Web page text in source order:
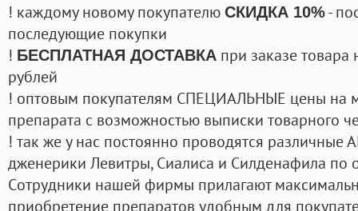
! каждому новому покупателю СКИДКА 10%-
последующие покупки
! БЕСПЛАТНАЯ ДОСТАВКА при заказе
рублей
! оптовым покупателям СПЕЦИАЛЬНЫЕ цены на
препарата с возможностью выписки товарного
! так же у нас постоянно проводятся
дженерики Левитры, Сиалиса и Силденафила по
Cотрудники нашей фирмы прилагают
приобретение препаратов удобным для